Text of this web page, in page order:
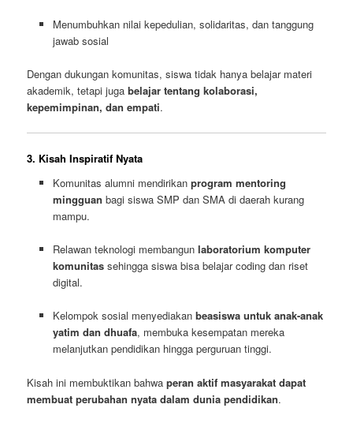
Menumbuhkan nilai kepedulian, solidaritas, dan tanggung
jawab sosial
Dengan dukungan komunitas, siswa tidak hanya belajar materi
akademik, tetapi jugabelajar tentang kolaborasi,
kepemimpinan, dan empati.
3. Kisah Inspiratif Nyata
Komunitas alumni mendirikan program mentoring
mingguan bagi siswa SMP dan SMA di daerah kurang
mampu.
Relawan teknologi membangun laboratorium komputer
komunitassehingga siswa bisa belajar coding dan riset
digital.
Kelompok sosial menyediakan beasiswa untuk anak-anak
yatim dan dhuafa, membuka kesempatan mereka
melanjutkan pendidikan hingga perguruan tinggi.
Kisah ini membuktikan bahwaperan aktif masyarakat dapat
membuat perubahan nyata dalam dunia pendidikan.